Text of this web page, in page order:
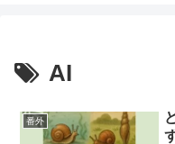
AI
番外